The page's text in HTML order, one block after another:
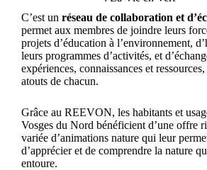
C’est un réseau de collaboration et
permet aux membres de joindre leurs
projets d’éducation à l’environnement,
leurs programmes d’activités, et
expériences, connaissances et
atouts de chacun.
Grâce au REEVON, les habitants et
Vosges du Nord bénéficient d’une offre
variée d’animations nature qui leur
d’apprécier et de comprendre la nature
entoure.